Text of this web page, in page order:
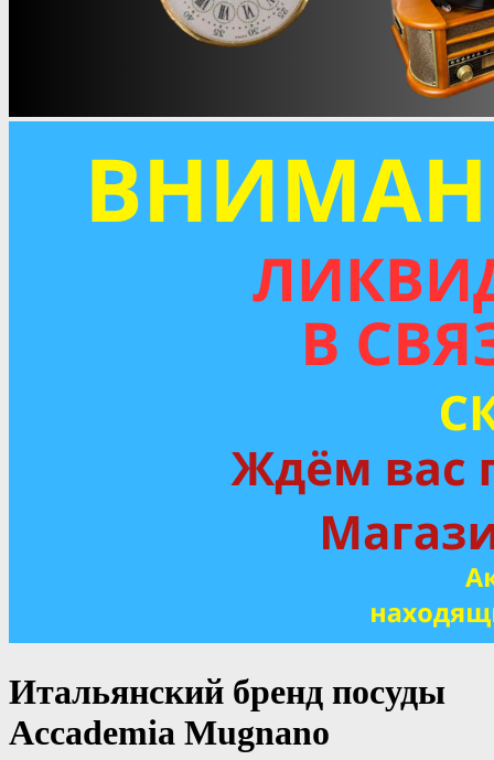
Итальянский бренд посуды
Accademia Mugnano